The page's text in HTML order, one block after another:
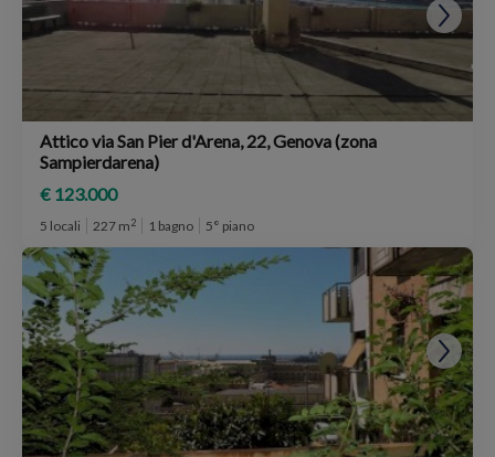
Attico via San Pier d'Arena, 22, Genova (zona
Sampierdarena)
€ 123.000
5 locali 227 m2 1 bagno 5° piano